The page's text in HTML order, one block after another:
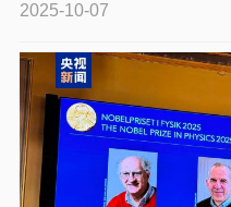
2025-10-07